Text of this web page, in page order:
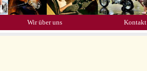
Wir über uns Kontakt